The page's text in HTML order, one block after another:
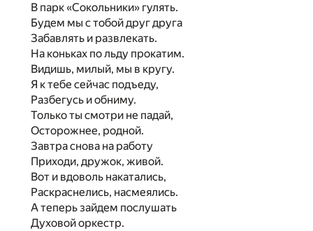
В парк «Сокольники» гулять.
Будем мы с тобой друг друга
Забавлять и развлекать.
На коньках по льду прокатим.
Видишь, милый, мы в кругу.
Я к тебе сейчас подъеду,
Разбегусь и обниму.
Только ты смотри не падай,
Осторожнее, родной.
Завтра снова на работу
Приходи, дружок, живой.
Вот и вдоволь накатались,
Раскраснелись, насмеялись.
А теперь зайдем послушать
Духовой оркестр.